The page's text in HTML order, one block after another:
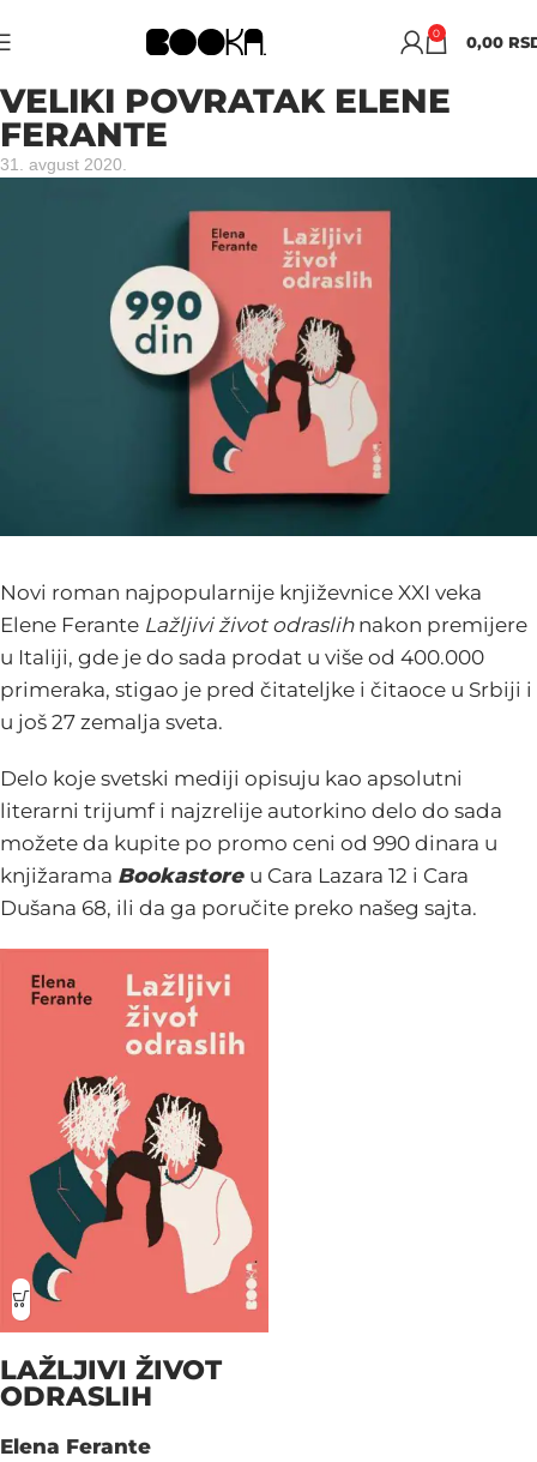
0 0,00
VELIKI POVRATAK ELENE
FERANTE
31. avgust 2020.
Novi roman najpopularnije književnice XXI veka
Elene Ferante Lažljivi život odraslihnakon premijere
u Italiji, gde je do sada prodat u više od 400.000
primeraka, stigao je pred čitateljke i čitaoce u Srbiji i
u još 27 zemalja sveta.
Delo koje svetski mediji opisuju kao apsolutni
literarni trijumf i najzrelije autorkino delo do sada
možete da kupite po promo ceni od 990 dinara u
knjižarama Bookastore u Cara Lazara 12 i Cara
Dušana 68, ili da ga poručite preko našeg sajta.
LAŽLJIVI ŽIVOT
ODRASLIH
Elena Ferante